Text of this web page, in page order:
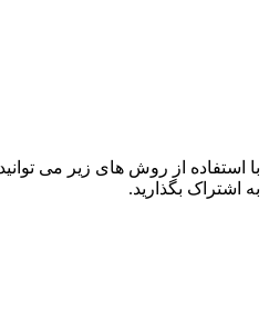
با استفاده از روش های زیر می
به اشتراک بگذارید.